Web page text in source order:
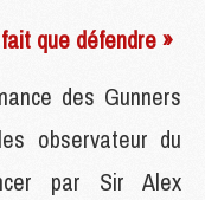
que défendre »
des Gunners
observateur du
par Sir Alex